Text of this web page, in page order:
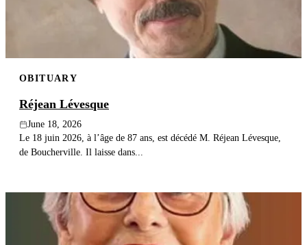
OBITUARY
Réjean Lévesque
June 18, 2026
Le 18 juin 2026, à l’âge de 87 ans, est décédé M. Réjean Lévesque,
de Boucherville. Il laisse dans...